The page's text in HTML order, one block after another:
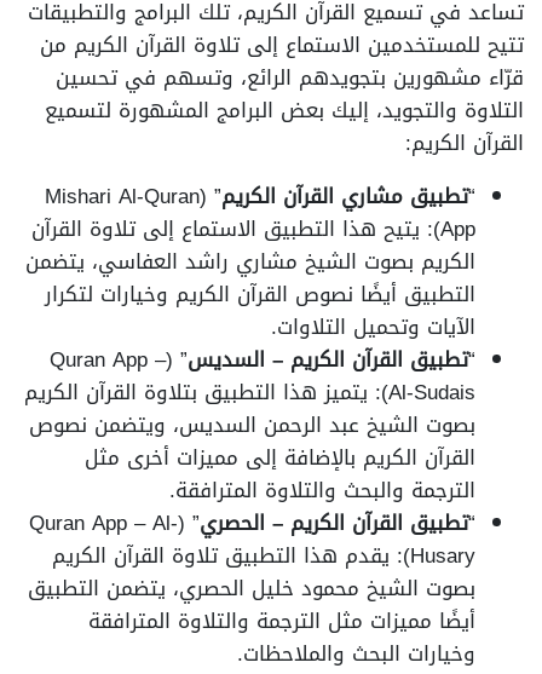
تساعد في تسميع القرآن الكريم، تلك البرامج والتطبيقات
تتيح للمستخدمين الاستماع إلى تلاوة القرآن الكريم من
قرّاء مشهورين بتجويدهم الرائع، وتسهم في تحسين
التلاوة والتجويد، إليك بعض البرامج المشهورة لتسميع
القرآن الكريم:
“تطبيق مشاري القرآن الكريم ” (Mishari Al-Quran
App): يتيح هذا التطبيق الاستماع إلى تلاوة القرآن
الكريم بصوت الشيخ مشاري راشد العفاسي، يتضمن
التطبيق أيضًا نصوص القرآن الكريم وخيارات لتكرار
الآيات وتحميل التلاوات.
“تطبيق القرآن الكريم – السديس ” (Quran App –
Al-Sudais): يتميز هذا التطبيق بتلاوة القرآن الكريم
بصوت الشيخ عبد الرحمن السديس، ويتضمن نصوص
القرآن الكريم بالإضافة إلى مميزات أخرى مثل
الترجمة والبحث والتلاوة المترافقة.
“تطبيق القرآن الكريم – الحصري
” (Quran App – Al-
Husary): يقدم هذا التطبيق تلاوة القرآن الكريم
بصوت الشيخ محمود خليل الحصري، يتضمن التطبيق
أيضًا مميزات مثل الترجمة والتلاوة المترافقة
وخيارات البحث والملاحظات.